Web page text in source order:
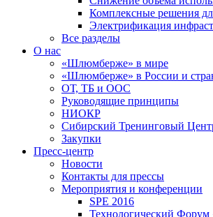
Комплексные решения
Электрификация
Все разделы
О нас
«Шлюмберже» в мире
«Шлюмберже» в России и
ОТ, ТБ и ООС
Руководящие принципы
НИОКР
Сибирский Тренинговый
Закупки
Пресс-центр
Новости
Контакты для прессы
Мероприятия и конференции
SPE 2016
Технологический